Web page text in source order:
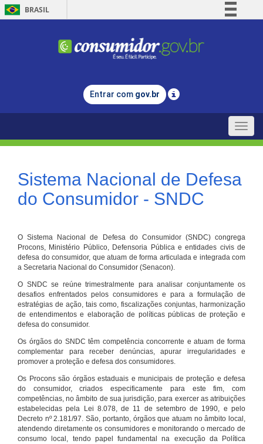
BRASIL
Comunica BR
Legislação
Entrar com gov.br
Toggle
Sistema Nacional de Defesa
do Consumidor - SNDC
O Sistema Nacional de Defesa do Consumidor (SNDC) congrega
Procons, Ministério Público, Defensoria Pública e entidades civis de
defesa do consumidor, que atuam de forma articulada e integrada com
a Secretaria Nacional do Consumidor (Senacon).
O SNDC se reúne trimestralmente para analisar conjuntamente os
desafios enfrentados pelos consumidores e para a formulação de
estratégias de ação, tais como, fiscalizações conjuntas, harmonização
de entendimentos e elaboração de políticas públicas de proteção e
defesa do consumidor.
Os órgãos do SNDC têm competência concorrente e atuam de forma
complementar para receber denúncias, apurar irregularidades e
promover a proteção e defesa dos consumidores.
Os Procons são órgãos estaduais e municipais de proteção e defesa
do consumidor, criados especificamente para este fim, com
competências, no âmbito de sua jurisdição, para exercer as atribuições
estabelecidas pela Lei 8.078, de 11 de setembro de 1990, e pelo
Decreto nº 2.181/97. São, portanto, órgãos que atuam no âmbito local,
atendendo diretamente os consumidores e monitorando o mercado de
consumo local, tendo papel fundamental na execução da Política